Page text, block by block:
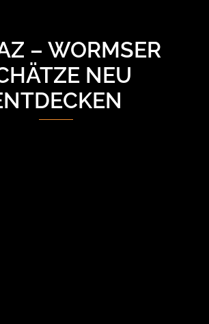
– WORMSER
NEU